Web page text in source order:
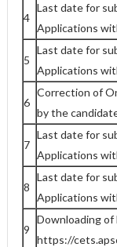
4
Last date for
Applications
5
Last date for
Applications
6
Correction of
by the
7
Last date for
Applications
8
Last date for
Applications
9
Downloading
https://